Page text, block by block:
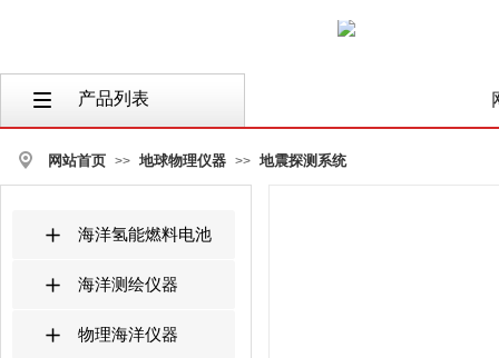
按钮文本
产品列表
网站首页 >> 地球物理仪器 >> 地震探测系统
海洋氢能燃料电池
海洋测绘仪器
物理海洋仪器